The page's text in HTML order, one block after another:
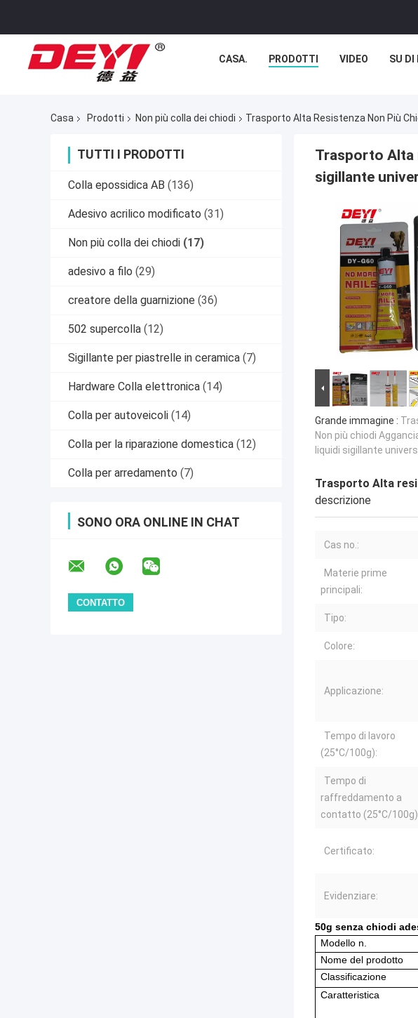
CASA. PRODOTTI VIDEO SU DI
Casa Prodotti Non più colla dei chiodi Trasporto Alta Resistenza Non Più
TUTTI I PRODOTTI
Colla epossidica AB (136)
Adesivo acrilico modificato (31)
Non più colla dei chiodi (17)
adesivo a filo (29)
creatore della guarnizione (36)
502 supercolla (12)
Sigillante per piastrelle in ceramica (7)
Hardware Colla elettronica (14)
Colla per autoveicoli (14)
Colla per la riparazione domestica (12)
Colla per arredamento (7)
SONO ORA ONLINE IN CHAT
Trasporto Alta
sigillante
Grande immagine :
Non più chiodi
liquidi sigillante
Trasporto Alta
descrizione
Cas no.:
Materie prime
principali:
Tipo:
Colore:
Applicazione:
Tempo di lavoro
(25°C/100g):
Tempo di
raffreddamento a
contatto (25°C/
Certificato:
Evidenziare:
50g senza chiodi
Modello n.
Nome del prodotto
Classificazione
Caratteristica